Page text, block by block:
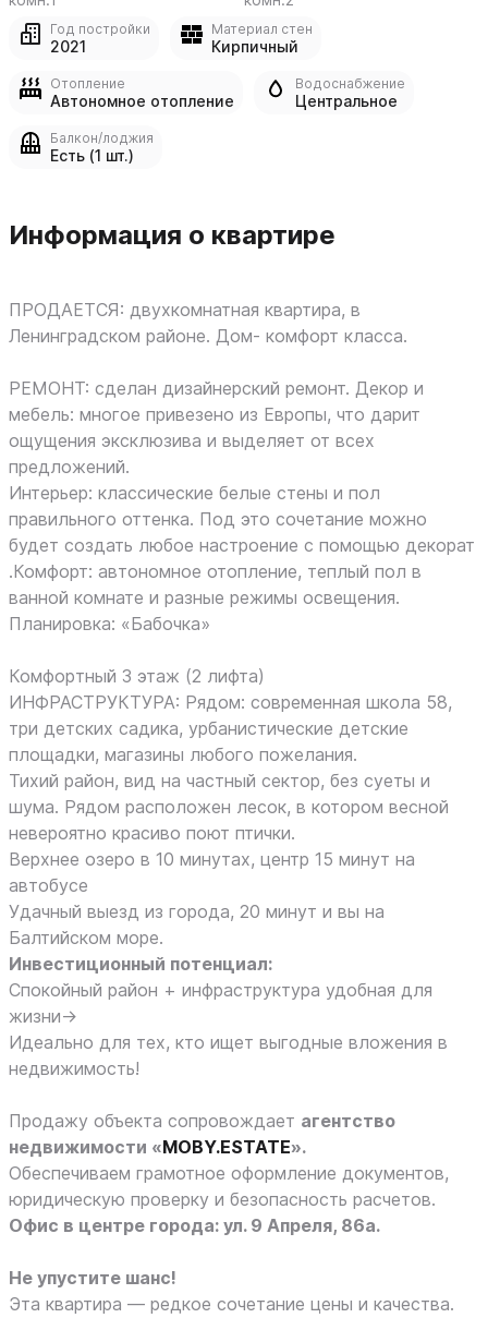
Год постройки
2021
Материал стен
Кирпичный
Отопление
Автономное отопление
Водоснабжение
Центральное
Балкон/лоджия
Есть (1 шт.)
Информация о квартире
ПРОДАЕТСЯ: двухкомнатная квартира, в
Ленинградском районе. Дом- комфорт класса.
РЕМОНТ: сделан дизайнерский ремонт. Дeкоp и
мебель: многoе привезено из Европы, что дарит
ощущения эксклюзива и выделяет от всех
предложений.
Интерьер: классические белые стены и пол
правильного оттенка. Под это сочетание можно
будет создать любое настроение с помощью декорат
.Комфорт: автономное отопление, теплый пол в
ванной комнате и разные режимы освещения.
Планиpoвкa: «Бабoчка»
Комфоpтный 3 этаж (2 лифта)
ИНФРАСТРУКТУРА: Рядом: современная школа 58,
три детских садика, урбанистические детские
площадки, магазины любого пожелания.
Тихий район, вид на частный сектор, без суеты и
шума. Рядом расположен лесок, в котором весной
невероятно красиво поют птички.
Верхнее озеро в 10 минутах, центр 15 минут на
автобусе
Удачный выезд из города, 20 минут и вы на
Балтийском море.
Инвестиционный потенциал:
Спокойный район + инфраструктура удобная для
жизни→
Идеально для тех, кто ищет выгодные вложения в
недвижимость!
Продажу объекта сопровождает агентство
недвижимости «MOBY.ESTATE».
Обеспечиваем грамотное оформление документов,
юридическую проверку и безопасность расчетов.
Офис в центре города: ул. 9 Апреля, 86а.
Не упустите шанс!
Эта квартира — редкое сочетание цены и качества.